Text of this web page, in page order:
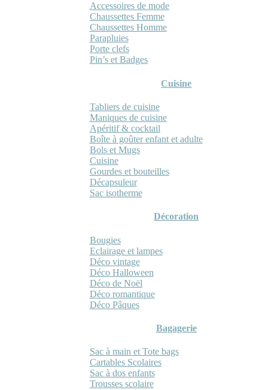
Accessoires de mode
Chaussettes Femme
Chaussettes Homme
Parapluies
Porte clefs
Pin’s et Badges
Cuisine
Tabliers de cuisine
Maniques de cuisine
Apéritif & cocktail
Boîte à goûter enfant et adulte
Bols et Mugs
Cuisine
Gourdes et bouteilles
Décapsuleur
Sac isotherme
Décoration
Bougies
Eclairage et lampes
Déco vintage
Déco Halloween
Déco de Noël
Déco romantique
Déco Pâques
Bagagerie
Sac à main et Tote bags
Cartables Scolaires
Sac à dos enfants
Trousses scolaire